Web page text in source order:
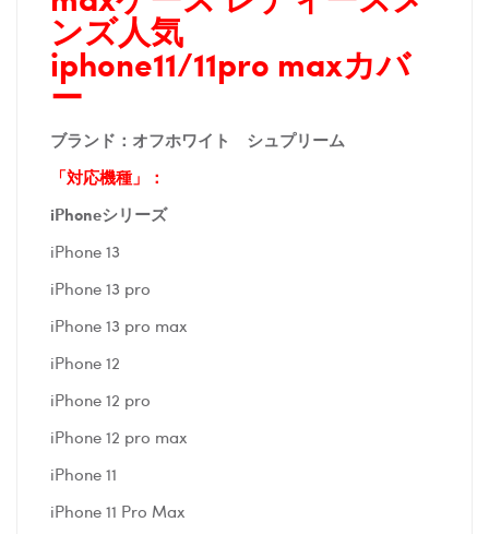
ンズ人気
iphone11/11pro maxカバ
ー
ブランド：オフホワイト シュプリーム
「対応機種」：
iPhoneシリーズ
iPhone 13
iPhone 13 pro
iPhone 13 pro max
iPhone 12
iPhone 12 pro
iPhone 12 pro max
iPhone 11
iPhone 11 Pro Max